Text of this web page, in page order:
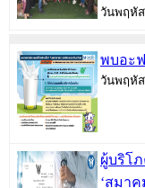
วันพฤหัส
พบอะ
วันพฤหัส
ผู้บริโ
‘สมา